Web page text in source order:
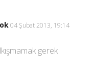
04 Şubat 2013, 19:14
gerek